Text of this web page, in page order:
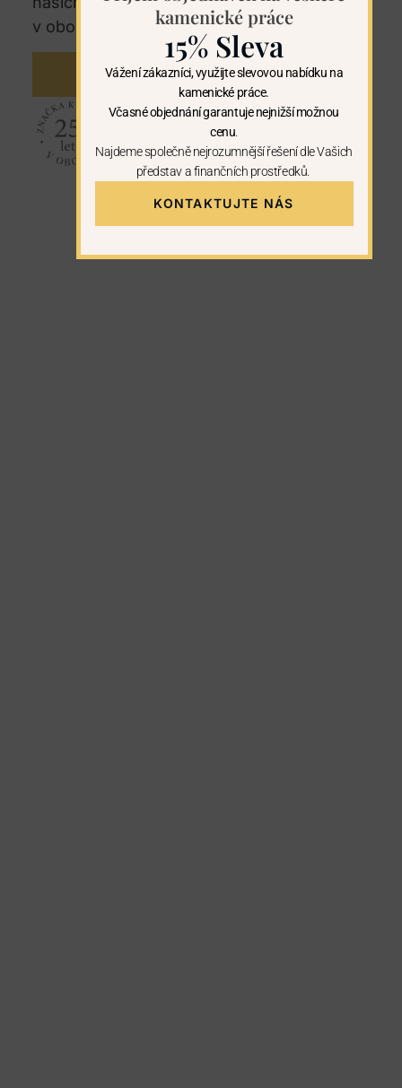
v oboru kamenictví.
KONTAKTUJTE NÁS
kamenické práce
15% Sleva
Vážení zákazníci, využijte slevovou nabídku na
kamenické práce.
Včasné objednání garantuje nejnižší možnou
cenu
Najdeme společně nejrozumnější řešení dle Vašich
představ a finančních prostředků.
KONTAKTUJTE NÁS